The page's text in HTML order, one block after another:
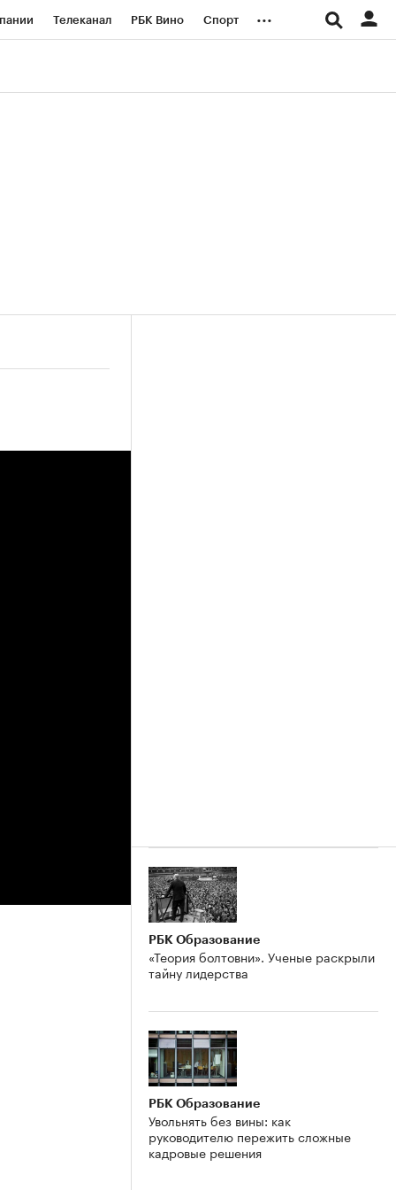
Телеканал РБК Вино Спорт ...
РБК Образование
«Теория болтовни». Ученые раскрыли
тайну лидерства
РБК Образование
Увольнять без вины: как
руководителю пережить сложные
кадровые решения